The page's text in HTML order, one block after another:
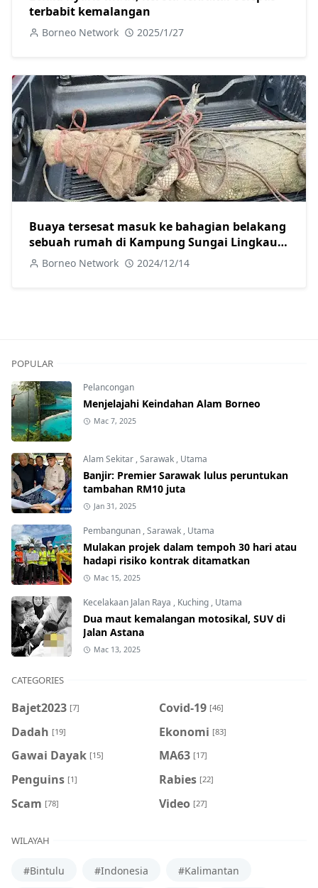
terbabit kemalangan
Borneo Network 2025/1/27
Buaya tersesat masuk ke bahagian belakang
sebuah rumah di Kampung Sungai Lingkau
Simunjan ditangkap
Borneo Network 2024/12/14
POPULAR
Pelancongan
Menjelajahi Keindahan Alam Borneo
Mac 7, 2025
Alam Sekitar ,Sarawak , Utama
Banjir: Premier Sarawak lulus peruntukan
tambahan RM10 juta
Jan 31, 2025
Pembangunan ,Sarawak , Utama
Mulakan projek dalam tempoh 30 hari atau
hadapi risiko kontrak ditamatkan
Mac 15, 2025
Kecelakaan Jalan Raya , Kuching , Utama
Dua maut kemalangan motosikal, SUV di
Jalan Astana
Mac 13, 2025
CATEGORIES
Bajet2023 [7] Covid-19 [46]
Dadah [19] Ekonomi [83]
Gawai Dayak [15] MA63 [17]
Penguins [1] Rabies [22]
Scam [78] Video [27]
WILAYAH
#Bintulu #Indonesia #Kalimantan